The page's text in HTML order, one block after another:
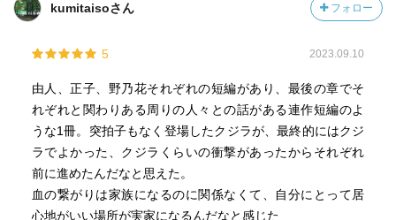
kumitaisoさん フォロー
5 2023.09.10
由人、正子、野乃花それぞれの短編があり、最後の章でそ
れぞれと関わりある周りの人々との話がある連作短編のよ
うな1冊。突拍子もなく登場したクジラが、最終的にはクジ
ラでよかった、クジラくらいの衝撃があったからそれぞれ
前に進めたんだなと思えた。
血の繋がりは家族になるのに関係なくて、自分にとって居
心地がいい場所が実家になるんだなと感じた